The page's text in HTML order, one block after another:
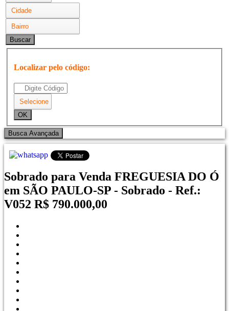
Localizar pelo código:
Sobrado para Venda FREGUESIA DO Ó
em SÃO PAULO-SP - Sobrado - Ref.:
V052 R$ 790.000,00